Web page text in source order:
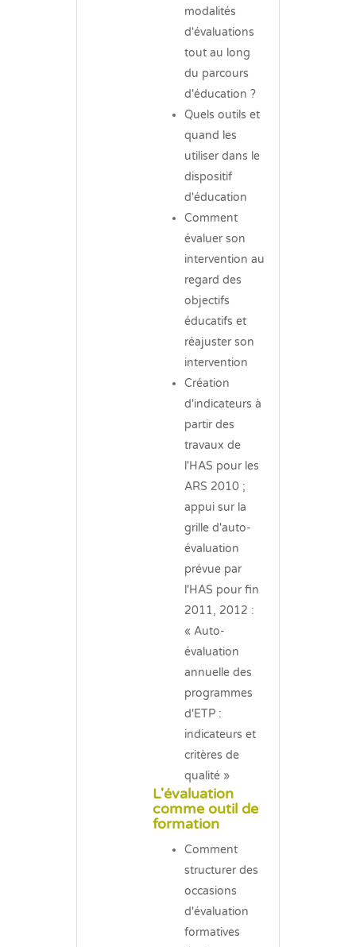
modalités
d'évaluations
tout au long
du parcours
d'éducation ?
Quels outils et
quand les
utiliser dans le
dispositif
d'éducation
Comment
évaluer son
intervention au
regard des
objectifs
éducatifs et
réajuster son
intervention
Création
d'indicateurs à
partir des
travaux de
l'HAS pour les
ARS 2010 ;
appui sur la
grille d'auto-
évaluation
prévue par
l'HAS pour fin
2011, 2012 :
« Auto-
évaluation
annuelle des
programmes
d'ETP :
indicateurs et
critères de
qualité »
L'évaluation
comme outil de
formation
Comment
structurer des
occasions
d'évaluation
formatives